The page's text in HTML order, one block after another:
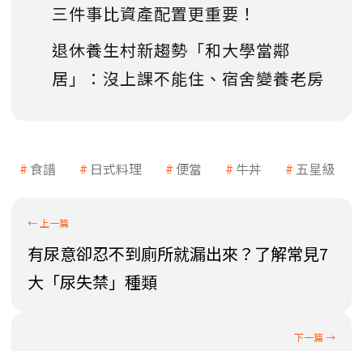
三件事比資產配置更重要！
退休養生村新趨勢「和大學當鄰
居」：沒上課不能住、宿舍變養老房
食譜 日式料理 便當 牛丼 五星級
有尿意卻忍不到廁所就漏出來？了解常見7
大「尿失禁」種類